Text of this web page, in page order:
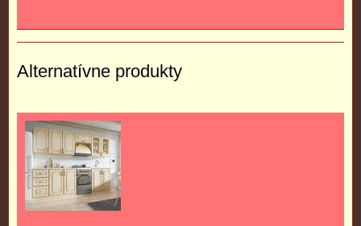
Alternatívne produkty